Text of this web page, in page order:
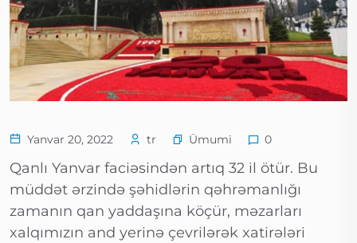
Yanvar 20, 2022 tr Ümumi 0
Qanlı Yanvar faciəsindən artıq 32 il ötür. Bu
müddət ərzində şəhidlərin qəhrəmanlığı
zamanın qan yaddaşına köçür, məzarları
xalqımızın and yerinə çevrilərək xatirələri